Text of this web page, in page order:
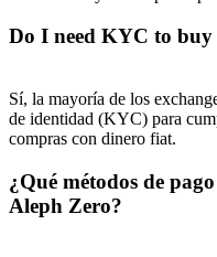
Do I need KYC to buy
Sí, la mayoría de los
de identidad (KYC) para
compras con dinero fiat.
¿Qué métodos de
Aleph Zero?